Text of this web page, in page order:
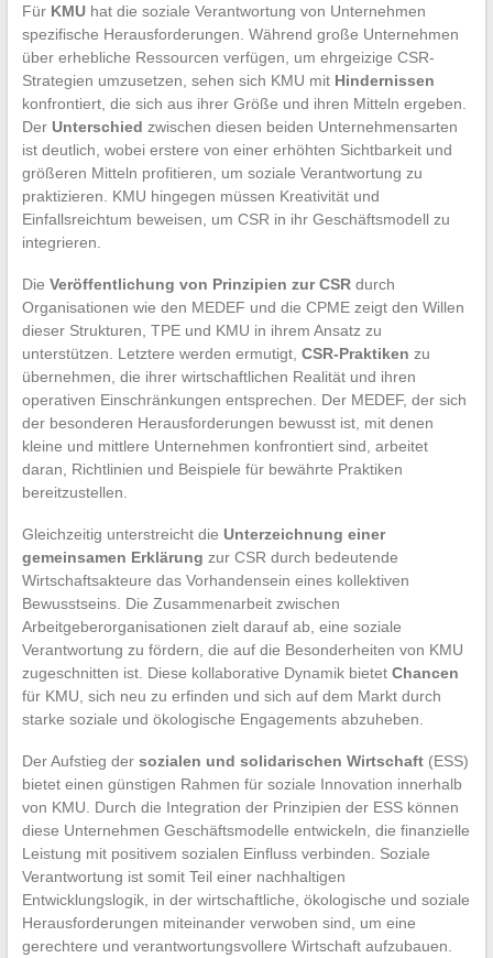
Für KMUhat die soziale Verantwortung von Unternehmen
spezifische Herausforderungen. Während große Unternehmen
über erhebliche Ressourcen verfügen, um ehrgeizige CSR-
Strategien umzusetzen, sehen sich KMU mit Hindernissen
konfrontiert, die sich aus ihrer Größe und ihren Mitteln ergeben.
Der Unterschied zwischen diesen beiden Unternehmensarten
ist deutlich, wobei erstere von einer erhöhten Sichtbarkeit und
größeren Mitteln profitieren, um soziale Verantwortung zu
praktizieren. KMU hingegen müssen Kreativität und
Einfallsreichtum beweisen, um CSR in ihr Geschäftsmodell zu
integrieren.
Die Veröffentlichung von Prinzipien zur CSRdurch
Organisationen wie den MEDEF und die CPME zeigt den Willen
dieser Strukturen, TPE und KMU in ihrem Ansatz zu
unterstützen. Letztere werden ermutigt, CSR-Praktiken zu
übernehmen, die ihrer wirtschaftlichen Realität und ihren
operativen Einschränkungen entsprechen. Der MEDEF, der sich
der besonderen Herausforderungen bewusst ist, mit denen
kleine und mittlere Unternehmen konfrontiert sind, arbeitet
daran, Richtlinien und Beispiele für bewährte Praktiken
bereitzustellen.
Gleichzeitig unterstreicht die Unterzeichnung einer
gemeinsamen Erklärung zur CSR durch bedeutende
Wirtschaftsakteure das Vorhandensein eines kollektiven
Bewusstseins. Die Zusammenarbeit zwischen
Arbeitgeberorganisationen zielt darauf ab, eine soziale
Verantwortung zu fördern, die auf die Besonderheiten von KMU
zugeschnitten ist. Diese kollaborative Dynamik bietet Chancen
für KMU, sich neu zu erfinden und sich auf dem Markt durch
starke soziale und ökologische Engagements abzuheben.
Der Aufstieg der sozialen und solidarischen Wirtschaft(ESS)
bietet einen günstigen Rahmen für soziale Innovation innerhalb
von KMU. Durch die Integration der Prinzipien der ESS können
diese Unternehmen Geschäftsmodelle entwickeln, die finanzielle
Leistung mit positivem sozialen Einfluss verbinden. Soziale
Verantwortung ist somit Teil einer nachhaltigen
Entwicklungslogik, in der wirtschaftliche, ökologische und soziale
Herausforderungen miteinander verwoben sind, um eine
gerechtere und verantwortungsvollere Wirtschaft aufzubauen.